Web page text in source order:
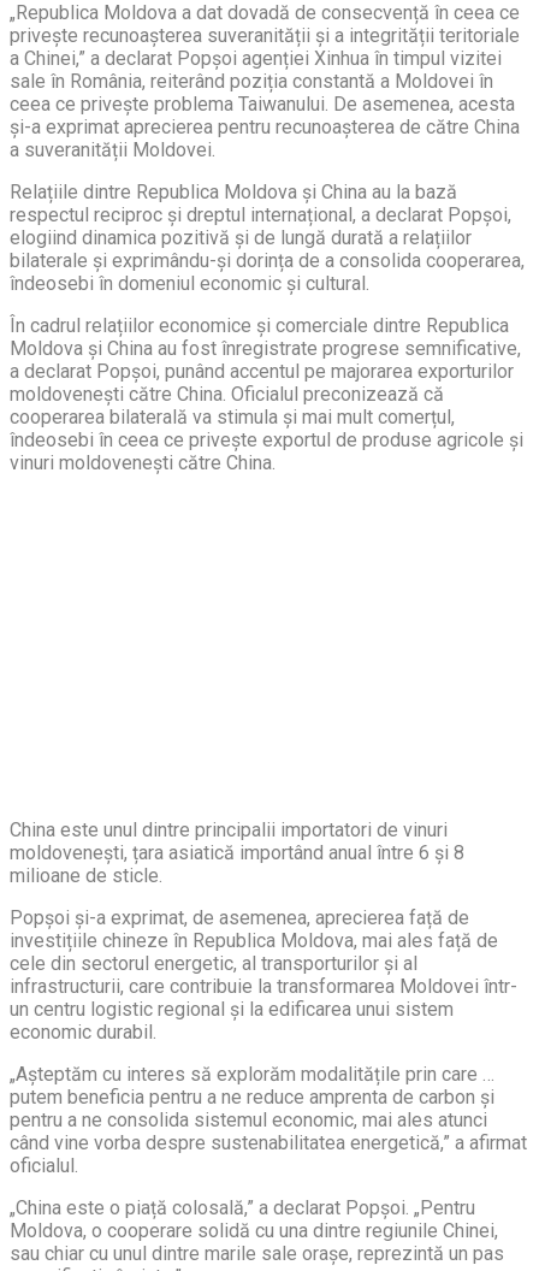
„Republica Moldova a dat dovadă de consecvență în ceea ce
privește recunoașterea suveranității și a integrității teritoriale
a Chinei,” a declarat Popșoi agenției Xinhua în timpul vizitei
sale în România, reiterând poziția constantă a Moldovei în
ceea ce privește problema Taiwanului. De asemenea, acesta
și-a exprimat aprecierea pentru recunoașterea de către China
a suveranității Moldovei.
Relațiile dintre Republica Moldova și China au la bază
respectul reciproc și dreptul internațional, a declarat Popșoi,
elogiind dinamica pozitivă și de lungă durată a relațiilor
bilaterale și exprimându-și dorința de a consolida cooperarea,
îndeosebi în domeniul economic și cultural.
În cadrul relațiilor economice și comerciale dintre Republica
Moldova și China au fost înregistrate progrese semnificative,
a declarat Popșoi, punând accentul pe majorarea exporturilor
moldovenești către China. Oficialul preconizează că
cooperarea bilaterală va stimula și mai mult comerțul,
îndeosebi în ceea ce privește exportul de produse agricole și
vinuri moldovenești către China.
China este unul dintre principalii importatori de vinuri
moldovenești, țara asiatică importând anual între 6 și 8
milioane de sticle.
Popșoi și-a exprimat, de asemenea, aprecierea față de
investițiile chineze în Republica Moldova, mai ales față de
cele din sectorul energetic, al transporturilor și al
infrastructurii, care contribuie la transformarea Moldovei într-
un centru logistic regional și la edificarea unui sistem
economic durabil.
„Așteptăm cu interes să explorăm modalitățile prin care …
putem beneficia pentru a ne reduce amprenta de carbon și
pentru a ne consolida sistemul economic, mai ales atunci
când vine vorba despre sustenabilitatea energetică,” a afirmat
oficialul.
„China este o piață colosală,” a declarat Popșoi. „Pentru
Moldova, o cooperare solidă cu una dintre regiunile Chinei,
sau chiar cu unul dintre marile sale orașe, reprezintă un pas